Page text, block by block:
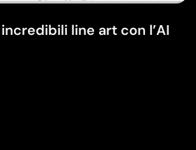
line art con l’AI